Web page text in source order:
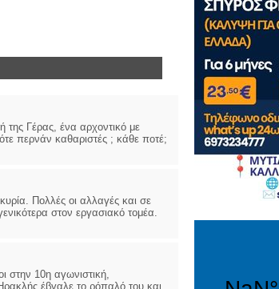
της Γέρας, ένα αρχοντικό με
περνάν καθαριστές ; κάθε ποτέ;
Πολλές οι αλλαγές και σε
στον εργασιακό τομέα.
10η αγωνιστική,
έβγαλε το ρόπαλό του και